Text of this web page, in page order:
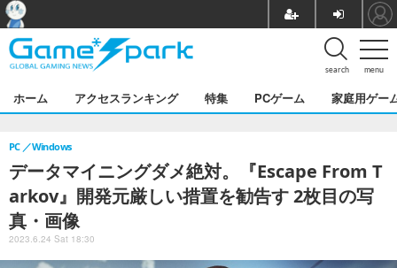
menu
search
ホーム アクセスランキング 特集 PCゲーム 家庭用ゲー
データマイニングダメ絶対。『Escape From T
arkov』開発元厳しい措置を勧告す 2枚目の写
真・画像
PC Windows
2023.6.24 Sat 18:30